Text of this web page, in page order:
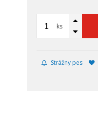
ks
Strážny pes